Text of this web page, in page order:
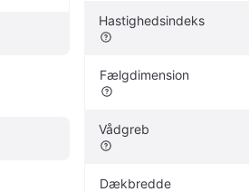
Hastighedsindeks
Fælgdimension
Vådgreb
Dækbredde